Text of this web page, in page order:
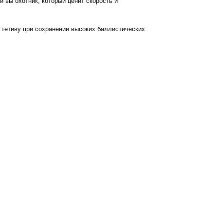
при сохранении высоких баллистических